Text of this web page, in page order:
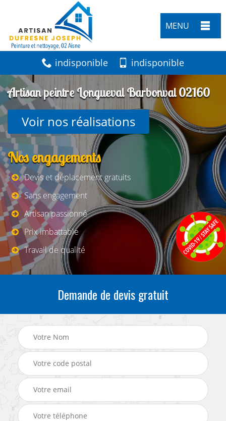
MENU
indisponible indisponible
Artisan peintre Longueval Barbonval 02160
Voir nos réalisations
Nos engagements
Devis et déplacement gratuits
Sans engagement
Artisan passionné
Prix imbattable
Travail de qualité
Demande de devis gratuit